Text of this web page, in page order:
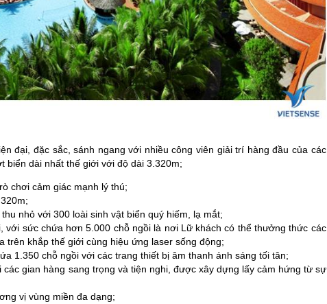
đại, đặc sắc, sánh ngang với nhiều công viên giải trí hàng đầu của các
biển dài nhất thế giới với độ dài 3.320m;
chơi cảm giác mạnh lý thú;
nhỏ với 300 loài sinh vật biển quý hiếm, lạ mắt;
với sức chứa hơn 5.000 chỗ ngồi là nơi Lữ khách có thể thưởng thức các
trên khắp thế giới cùng hiệu ứng laser sống động;
1.350 chỗ ngồi với các trang thiết bị âm thanh ánh sáng tối tân;
gian hàng sang trọng và tiện nghi, được xây dựng lấy cảm hứng từ sự
vị vùng miền đa dạng;